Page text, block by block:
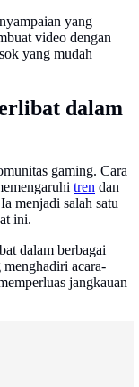
yang
video dengan
yang mudah
dalam
gaming. Cara
tren dan
menjadi salah satu
ini.
dalam berbagai
acara-
jangkauan